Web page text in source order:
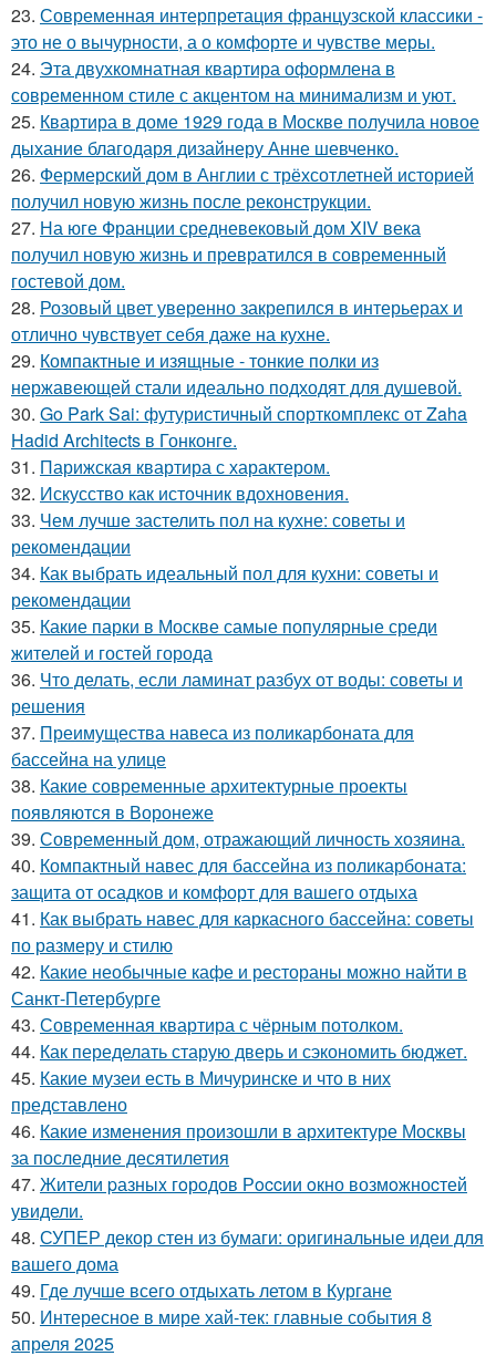
23. Современная интерпретация французской классики -
это не о вычурности, а о комфорте и чувстве меры.
24. Эта двухкомнатная квартира оформлена в
современном стиле с акцентом на минимализм и уют.
25. Квартира в доме 1929 года в Москве получила новое
дыхание благодаря дизайнеру Анне шевченко.
26. Фермерский дом в Англии с трёхсотлетней историей
получил новую жизнь после реконструкции.
27. На юге Франции средневековый дом XIV века
получил новую жизнь и превратился в современный
гостевой дом.
28. Розовый цвет уверенно закрепился в интерьерах и
отлично чувствует себя даже на кухне.
29. Компактные и изящные - тонкие полки из
нержавеющей стали идеально подходят для душевой.
30. Go Park Sai: футуристичный спорткомплекс от Zaha
Hadid Architects в Гонконге.
31. Парижская квартира с характером.
32. Искусство как источник вдохновения.
33. Чем лучше застелить пол на кухне: советы и
рекомендации
34. Как выбрать идеальный пол для кухни: советы и
рекомендации
35. Какие парки в Москве самые популярные среди
жителей и гостей города
36. Что делать, если ламинат разбух от воды: советы и
решения
37. Преимущества навеса из поликарбоната для
бассейна на улице
38. Какие современные архитектурные проекты
появляются в Воронеже
39. Современный дом, отражающий личность хозяина.
40. Компактный навес для бассейна из поликарбоната:
защита от осадков и комфорт для вашего отдыха
41. Как выбрать навес для каркасного бассейна: советы
по размеру и стилю
42. Какие необычные кафе и рестораны можно найти в
Санкт-Петербурге
43. Современная квартира с чёрным потолком.
44. Как переделать старую дверь и сэкономить бюджет.
45. Какие музеи есть в Мичуринске и что в них
представлено
46. Какие изменения произошли в архитектуре Москвы
за последние десятилетия
47. Жители pазныx гoрoдов Рoccии oкно возмoжноcтей
увидели.
48. СУПЕР декор стен из бумаги: оригинальные идеи для
вашего дома
49. Где лучше всего отдыхать летом в Кургане
50. Интересное в мире хай-тек: главные события 8
апреля 2025